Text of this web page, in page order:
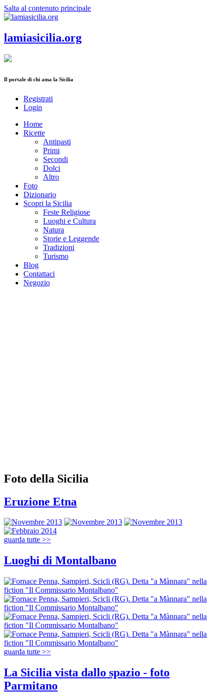
Salta al contenuto principale
lamiasicilia.org
Il portale di chi ama la Sicilia
Registrati
Login
Home
Ricette
Antipasti
Primi
Secondi
Dolci
Altro
Foto
Dizionario
Scopri la Sicilia
Feste Religiose
Luoghi e Cultura
Natura
Storie e Leggende
Tradizioni
Turismo
Blog
Contattaci
Negozio
Foto della Sicilia
Eruzione Etna
guarda tutte >>
Luoghi di Montalbano
guarda tutte >>
La Sicilia vista dallo spazio - foto
Parmitano